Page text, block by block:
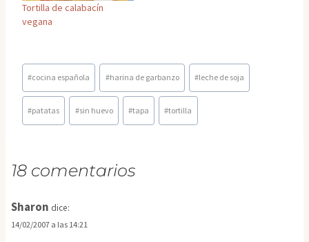
Tortilla de calabacín
vegana
Etiquetas
de
la
#cocina española #harina de garbanzo #leche de soja
#patatas #sin huevo #tapa #tortilla
18 comentarios
Sharon dice:
14/02/2007 a las 14:21